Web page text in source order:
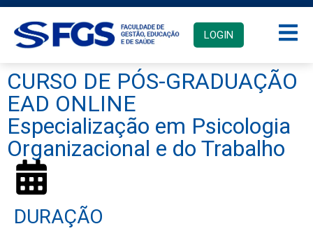
LOGIN
CURSO DE PÓS-GRADUAÇÃO
EAD ONLINE
Especialização em Psicologia
Organizacional e do Trabalho
DURAÇÃO